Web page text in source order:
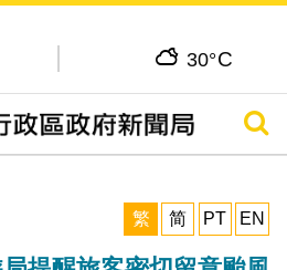
30°C
搜尋
繁
简 PT EN